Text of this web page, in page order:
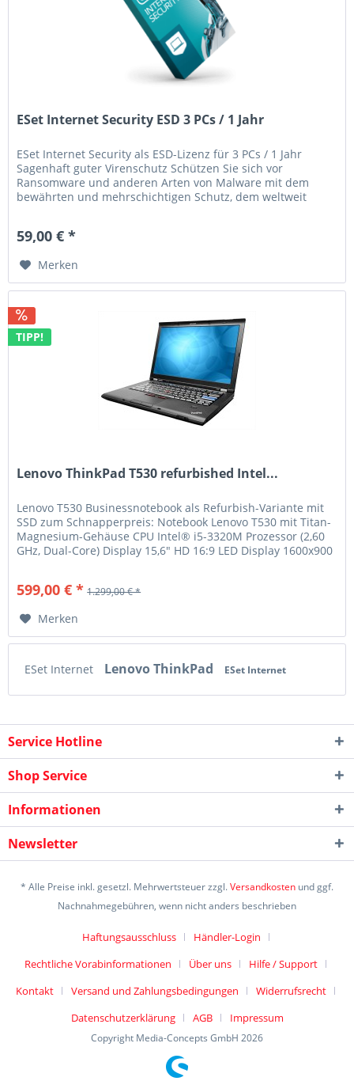
ESet Internet Security ESD 3 PCs / 1 Jahr
ESet Internet Security als ESD-Lizenz für 3 PCs / 1 Jahr
Sagenhaft guter Virenschutz Schützen Sie sich vor
Ransomware und anderen Arten von Malware mit dem
bewährten und mehrschichtigen Schutz, dem weltweit
59,00 € *
Merken
TIPP!
Lenovo ThinkPad T530 refurbished Intel...
Lenovo T530 Businessnotebook als Refurbish-Variante mit
SSD zum Schnapperpreis: Notebook Lenovo T530 mit Titan-
Magnesium-Gehäuse CPU Intel® i5-3320M Prozessor (2,60
GHz, Dual-Core) Display 15,6" HD 16:9 LED Display 1600x900
599,00 € * 1.299,00 € *
Merken
ESet Internet Lenovo ThinkPad ESet Internet
Service Hotline
Shop Service
Informationen
Newsletter
* Alle Preise inkl. gesetzl. Mehrwertsteuer zzgl.Versandkosten und ggf.
Nachnahmegebühren, wenn nicht anders beschrieben
Haftungsausschluss
Händler-Login
Rechtliche Vorabinformationen
Über uns
Hilfe / Support
Kontakt
Versand und Zahlungsbedingungen
Widerrufsrecht
Datenschutzerklärung
AGB Impressum
Copyright Media-Concepts GmbH 2026